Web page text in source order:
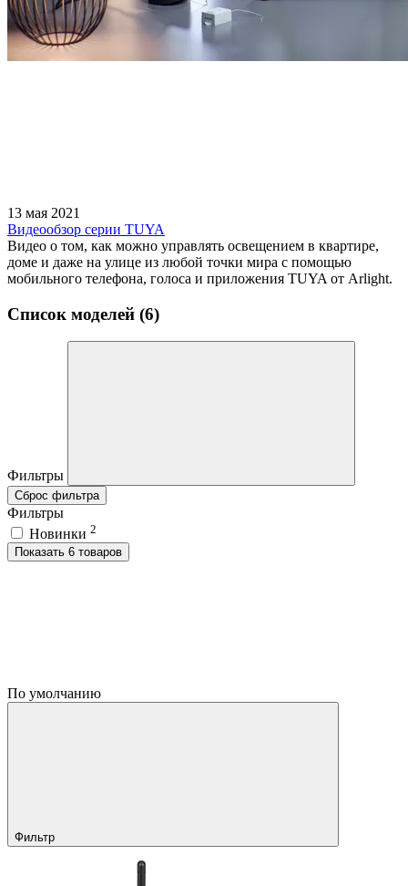
13 мая 2021
Видеообзор серии TUYA
Видео о том, как можно управлять освещением в квартире,
доме и даже на улице из любой точки мира с помощью
мобильного телефона, голоса и приложения TUYA от Arlight.
Список моделей (6)
Фильтры
Сброс фильтра
Фильтры
Новинки 2
Показать 6 товаров
По умолчанию
Фильтр